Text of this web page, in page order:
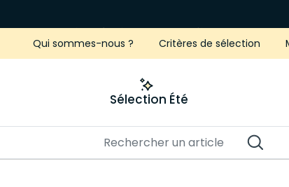
Qui sommes-nous ? Critères de sélection
Sélection Été